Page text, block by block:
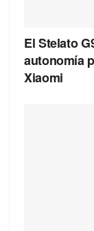
El Stelato
autonomía
Xiaomi